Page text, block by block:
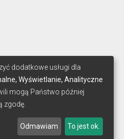
dodatkowe usługi dla
Wyświetlanie, Analityczne
mogą Państwo później
zgodę.
Odmawiam To jest ok.